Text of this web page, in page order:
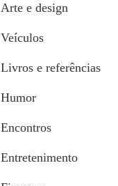
Arte e design
Veículos
Livros e referências
Humor
Encontros
Entretenimento